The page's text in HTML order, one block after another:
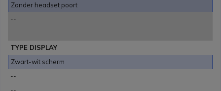
Zonder headset poort
--
--
TYPE DISPLAY
Zwart-wit scherm
--